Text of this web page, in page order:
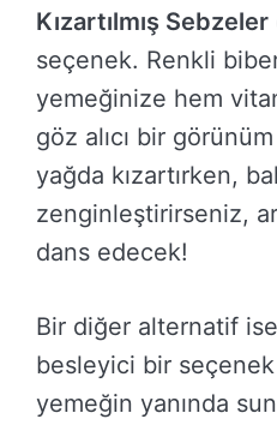
Kızartılmış Sebzeler
seçenek. Renkli
yemeğinize hem
göz alıcı bir
yağda kızartırken,
zenginleştirirseniz,
dans edecek!
Bir diğer alternatif ise
besleyici bir
yemeğin yanında